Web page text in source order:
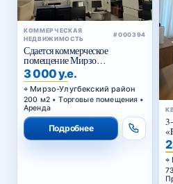
КОММЕРЧЕСКАЯ
НЕДВИЖИМОСТЬ
#000394
Сдается коммерческое
помещение Мирзо
Улугбекский район.
3 000 у.е.
Мирзо-Улугбекский район
200 м2 • Торговые помещения •
Аренда
Подробнее